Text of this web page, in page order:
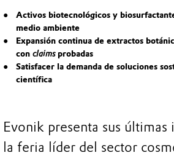
Activos biotecnológicos y
medio ambiente
Expansión continua de extractos
conclaims probadas
Satisfacer la demanda de soluciones
científica
Evonik presenta sus últimas
la feria líder del sector